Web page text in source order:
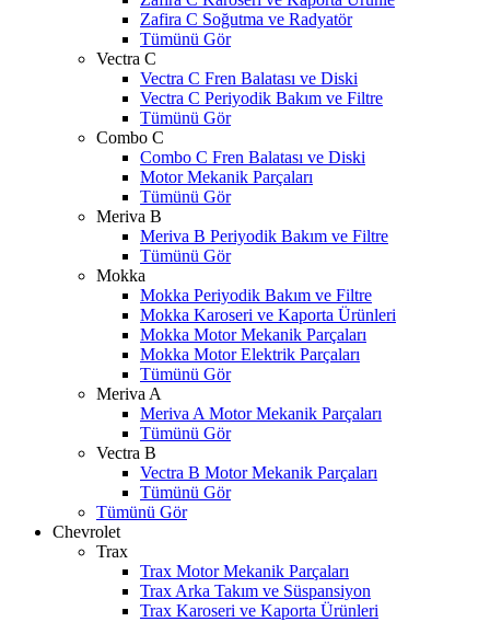
Zafira C Soğutma ve Radyatör
Tümünü Gör
Vectra C
Vectra C Fren Balatası ve Diski
Vectra C Periyodik Bakım ve Filtre
Tümünü Gör
Combo C
Combo C Fren Balatası ve Diski
Motor Mekanik Parçaları
Tümünü Gör
Meriva B
Meriva B Periyodik Bakım ve Filtre
Tümünü Gör
Mokka
Mokka Periyodik Bakım ve Filtre
Mokka Karoseri ve Kaporta Ürünleri
Mokka Motor Mekanik Parçaları
Mokka Motor Elektrik Parçaları
Tümünü Gör
Meriva A
Meriva A Motor Mekanik Parçaları
Tümünü Gör
Vectra B
Vectra B Motor Mekanik Parçaları
Tümünü Gör
Tümünü Gör
Chevrolet
Trax
Trax Motor Mekanik Parçaları
Trax Arka Takım ve Süspansiyon
Trax Karoseri ve Kaporta Ürünleri